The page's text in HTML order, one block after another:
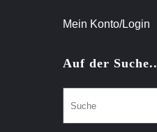
Mein Konto/Login
Auf der Suche..